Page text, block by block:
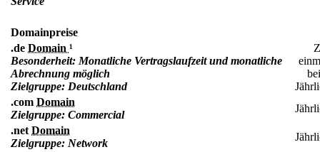
Domainpreise
.de Domain ¹
Besonderheit: Monatliche Vertragslaufzeit und monatliche
Abrechnung möglich
Zielgruppe: Deutschland
.com Domain
Zielgruppe: Commercial
.net Domain
Zielgruppe: Network